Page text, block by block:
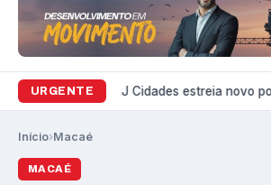
URGENTE
Variedades RJ Cidades estreia novo
Início›Macaé
MACAÉ